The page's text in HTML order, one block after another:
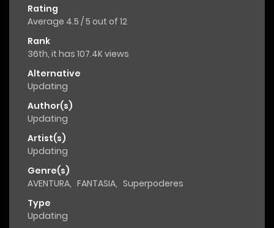
Rating
Average 4.5 /5 out of 12
Rank
36th, it has 107.4K views
Alternative
Updating
Author(s)
Updating
Artist(s)
Updating
Genre(s)
AVENTURA, FANTASIA, Superpoderes
Type
Updating